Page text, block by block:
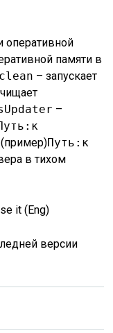
оперативной
памяти в
clean – запускает
–
пример)Путь:к
в тихом
it (Eng)
версии